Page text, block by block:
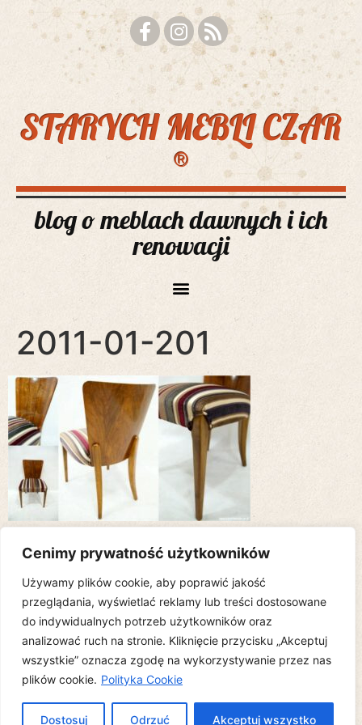
Cenimy prywatność użytkowników
Używamy plików cookie, aby poprawić jakość
przeglądania, wyświetlać reklamy lub treści dostosowane
do indywidualnych potrzeb użytkowników oraz
analizować ruch na stronie. Kliknięcie przycisku „Akceptuj
wszystkie” oznacza zgodę na wykorzystywanie przez nas
plików cookie. Polityka Cookie
Dostosuj Odrzuć Akceptuj wszystko
STARYCH MEBLI CZAR
®
blog o meblach dawnych i ich
renowacji
2011-01-201
Dodaj komentarz
Musisz się zalogować, aby móc dodać komentarz.
Copyright © 2010-2026 STARYCH MEBLI CZAR is proudly powered by
WordPress.org